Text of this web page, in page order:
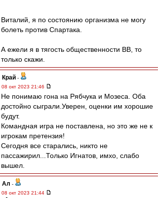
Виталий, я по состоянию организма не могу
болеть против Спартака.
А ежели я в тягость общественности ВВ, то
только скажи.
Край -
08 окт 2023 21:46
Не понимаю гона на Рябчука и Мозеса. Оба
достойно сыграли.Уверен, оценки им хорошие
будут.
Командная игра не поставлена, но это же не к
игрокам претензия!
Сегодня все старались, никто не
пассажирил...Только Игнатов, имхо, слабо
вышел.
Ал -
08 окт 2023 21:44